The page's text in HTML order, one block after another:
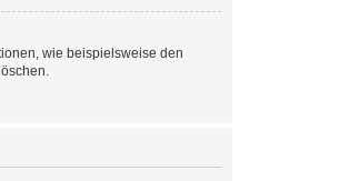
wie beispielsweise den